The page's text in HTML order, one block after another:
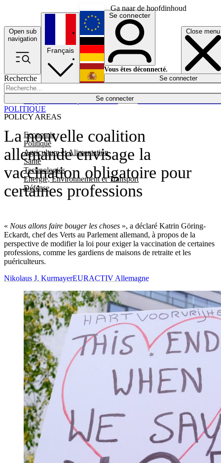
Ga naar de hoofdinhoud
Open sub
navigation
Close menu
Recherche
Se connecter
POLICY AREAS
Economie
Politique
Agriculture et Alimentation
Santé
Technologies
Energie, Environnement et Transport
Défense
Économie
Français
English
Deutsch
Español
Se connecter
Vous êtes déconnecté.
Se connecter
La nouvelle coalition
allemande envisage la
vaccination obligatoire pour
certaines professions
« Nous allons faire bouger les choses », a déclaré Katrin Göring-
Eckardt, chef des Verts au Parlement allemand, à propos de la
perspective de modifier la loi pour exiger la vaccination de certaines
professions, comme les gardiens de maisons de retraite et les
puériculteurs.
POLITIQUE
Nikolaus J. KurmayerEURACTIV Allemagne